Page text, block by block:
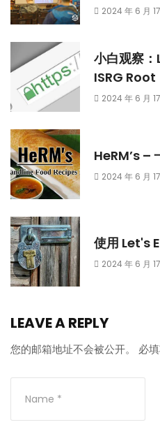
2024 年 6 月
小白观察
ISRG Root
2024 年 6 月
HeRM’s –
2024 年 6 月
使用 Let's
2024 年 6 月
LEAVE A REPLY
您的邮箱地址不会被公开。 必